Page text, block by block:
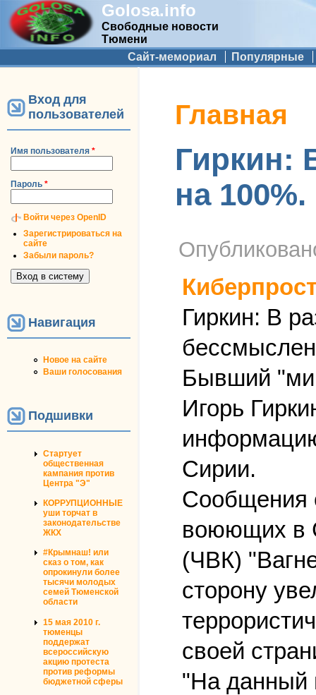
Golosa.info
Свободные новости
Тюмени
Дополнительное меню
Сайт-мемориал Популярные
Вход для
пользователей
Имя пользователя *
Пароль *
Войти через OpenID
Зарегистрироваться на
сайте
Забыли пароль?
Навигация
Новое на сайте
Ваши голосования
Подшивки
Стартует
общественная
кампания против
Центра "Э"
КОРРУПЦИОННЫЕ
уши торчат в
законодательстве
ЖКХ
#Крымнаш! или
сказ о том, как
опрокинули более
тысячи молодых
семей Тюменской
области
15 мая 2010 г.
тюменцы
поддержат
всероссийскую
акцию протеста
против реформы
бюджетной сферы
Вы здесь
Главная
Гиркин:
на 100%.
Гиркин: В
Бывший
Игорь
Сирии.
Сообщения
воюющих в
(ЧВК)
сторону
своей
"На данный